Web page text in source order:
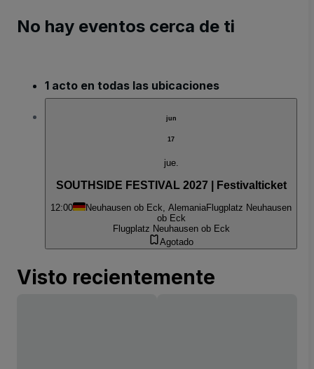
No hay eventos cerca de ti
1 acto en todas las ubicaciones
jun
17
jue.
SOUTHSIDE FESTIVAL 2027 | Festivalticket
12:00 Neuhausen ob Eck, AlemaniaFlugplatz Neuhausen
ob Eck
Flugplatz Neuhausen ob Eck
Agotado
Visto recientemente